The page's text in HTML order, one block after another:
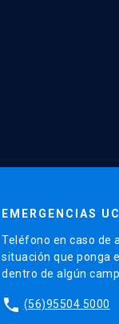
EMERGENCIAS UC
Teléfono en caso de
situación que ponga
dentro de algún
phone (56)95504 5000